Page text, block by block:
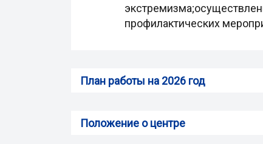
профилактических
План работы на 2026 год
Положение о центре